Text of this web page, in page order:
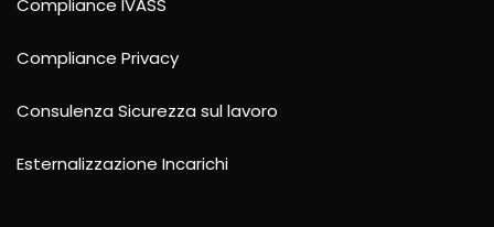
Compliance IVASS
Compliance Privacy
Consulenza Sicurezza sul lavoro
Esternalizzazione Incarichi